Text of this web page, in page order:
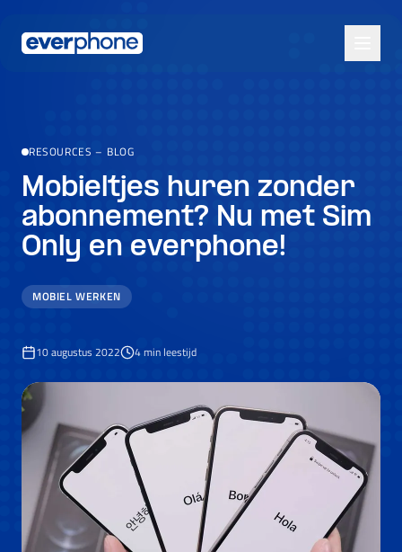
RESOURCES – BLOG
Mobieltjes huren zonder
abonnement? Nu met Sim
Only en everphone!
MOBIEL WERKEN
10 augustus 2022 4min leestijd